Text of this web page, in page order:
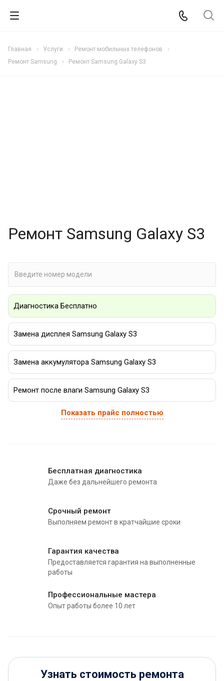
Главная Услуги
Ремонт мобильных телефонов
Ремонт Samsung
Ремонт Samsung Galaxy S3
Ремонт Samsung Galaxy S3
Диагностика Бесплатно
Замена дисплея Samsung Galaxy S3
Замена аккумулятора Samsung Galaxy S3
Ремонт после влаги Samsung Galaxy S3
Показать прайс полностью
Бесплатная диагностика
Даже без дальнейшего ремонта
Срочный ремонт
Выполняем ремонт в кратчайшие сроки
Гарантия качества
Предоставляется гарантия на выполненные
работы
Профессиональные мастера
Опыт работы более 10 лет
Узнать стоимость ремонта